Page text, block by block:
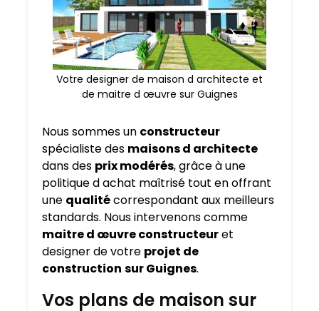
Votre designer de maison d architecte et
de maitre d œuvre sur Guignes
Nous sommes un constructeur
spécialiste des maisons d architecte
dans des prix modérés, grâce à une
politique d achat maîtrisé tout en offrant
une qualitécorrespondant aux meilleurs
standards. Nous intervenons comme
maitre d œuvre constructeuret
designer de votre projet de
construction sur Guignes.
Vos plans de maison sur